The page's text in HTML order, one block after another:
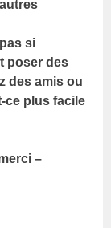
si
poser des
des amis ou
ce plus facile
–